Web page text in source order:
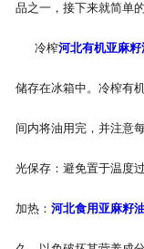
品之一，接下来就简单
冷榨河北有机亚麻籽
储存在冰箱中。冷榨有
间内将油用完，并注意
光保存：避免置于温度
加热： 河北食用亚麻籽